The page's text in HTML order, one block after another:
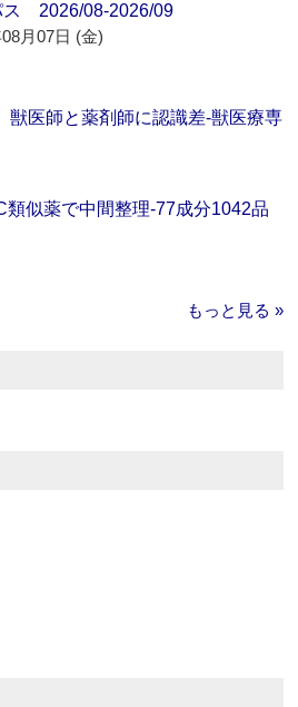
ス 2026/08-2026/09
月07日 (金)
獣医師と薬剤師に認識差‐獣医療専
類似薬で中間整理‐77成分1042品
もっと見る »